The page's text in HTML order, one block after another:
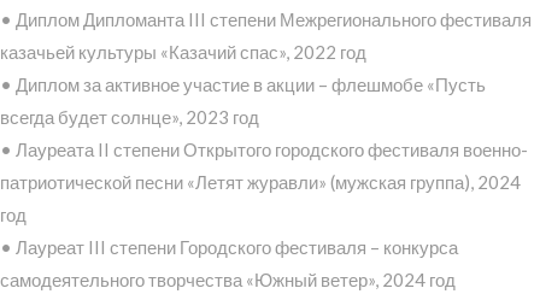
• Диплом Дипломанта III степени Межрегионального фестиваля
казачьей культуры «Казачий спас», 2022 год
• Диплом за активное участие в акции – флешмобе «Пусть
всегда будет солнце», 2023 год
• Лауреата II степени Открытого городского фестиваля военно-
патриотической песни «Летят журавли» (мужская группа), 2024
год
• Лауреат III степени Городского фестиваля – конкурса
самодеятельного творчества «Южный ветер», 2024 год